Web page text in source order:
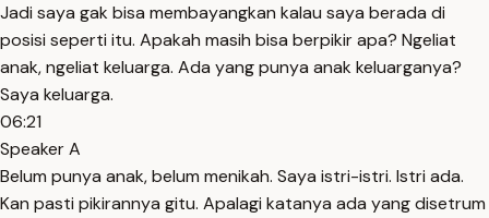
Jadi saya gak bisa membayangkan kalau saya berada di
posisi seperti itu. Apakah masih bisa berpikir apa? Ngeliat
anak, ngeliat keluarga. Ada yang punya anak keluarganya?
Saya keluarga.
06:21
Speaker A
Belum punya anak, belum menikah. Saya istri-istri. Istri ada.
Kan pasti pikirannya gitu. Apalagi katanya ada yang disetrum